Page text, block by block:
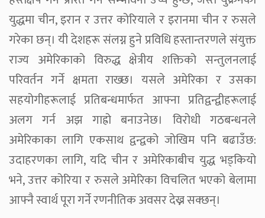
युद्धमा चीन, इरान र उत्तर कोरियाले र इरानमा चीन र रुसले
गरेका छन्। यी देशहरू संलग्न हुने प्रविधि हस्तान्तरणले संयुक्त
राज्य अमेरिकाको विरुद्ध क्षेत्रीय शक्तिको सन्तुलनलाई
परिवर्तन गर्ने क्षमता राख्छ। यसले अमेरिका र उसका
सहयोगीहरूलाई प्रतिबन्धमार्फत आफ्ना प्रतिद्वन्द्वीहरूलाई
अलग गर्न अझ गाह्रो बनाउनेछ। विरोधी गठबन्धनले
अमेरिकाका लागि एकसाथ द्वन्द्वको जोखिम पनि बढाउँछ:
उदाहरणका लागि, यदि चीन र अमेरिकाबीच युद्ध भड्कियो
भने, उत्तर कोरिया र रुसले अमेरिका विचलित भएको बेलामा
आफ्नै स्वार्थ पूरा गर्ने रणनीतिक अवसर देख्न सक्छन्।